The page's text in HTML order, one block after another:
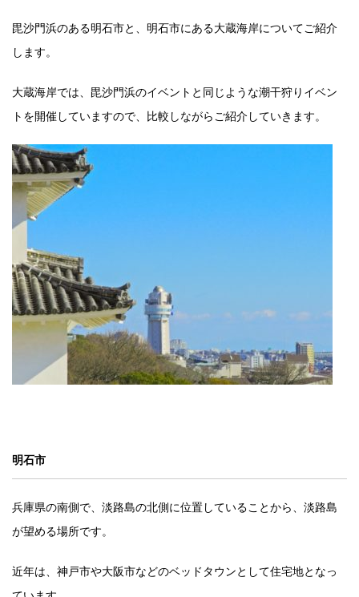
毘沙門浜のある明石市と、明石市にある大蔵海岸についてご紹介
します。
大蔵海岸では、毘沙門浜のイベントと同じような潮干狩りイベン
トを開催していますので、比較しながらご紹介していきます。
明石市
兵庫県の南側で、淡路島の北側に位置していることから、淡路島
が望める場所です。
近年は、神戸市や大阪市などのベッドタウンとして住宅地となっ